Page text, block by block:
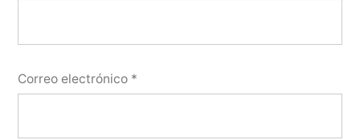
Correo electrónico *